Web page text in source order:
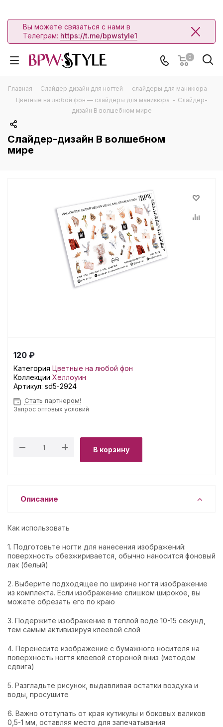
Вы можете связаться с нами в
Телеграм: https://t.me/bpwstyle1
0
Главная - Слайдер дизайн для ногтей — слайдеры для маникюра -
Цветные на любой фон — слайдеры для маникюра - Слайдер-
дизайн В волшебном мире
Слайдер-дизайн В волшебном
мире
120 ₽
Категория Цветные на любой фон
Коллекции Хеллоуин
Артикул: sd5-2924
Стать партнером!
Запрос оптовых условий
В корзину
Описание
Как использовать
1. Подготовьте ногти для нанесения изображений:
поверхность обезжиривается, обычно наносится фоновый
лак (белый)
2. Выберите подходящее по ширине ногтя изображение
из комплекта. Если изображение слишком широкое, вы
можете обрезать его по краю
3. Подержите изображение в теплой воде 10-15 секунд,
тем самым активизируя клеевой слой
4. Перенесите изображение с бумажного носителя на
поверхность ногтя клеевой стороной вниз (методом
сдвига)
5. Разгладьте рисунок, выдавливая остатки воздуха и
воды, просушите
6. Важно отступать от края кутикулы и боковых валиков
0,5-1 мм, оставляя место для запечатывания